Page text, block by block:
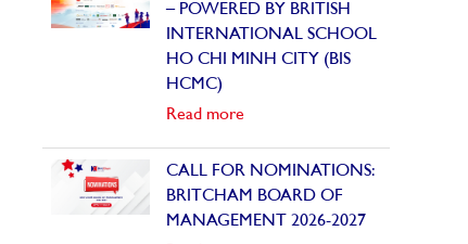
– POWERED BY BRITISH
INTERNATIONAL SCHOOL
HO CHI MINH CITY (BIS
HCMC)
Read more
CALL FOR NOMINATIONS:
BRITCHAM BOARD OF
MANAGEMENT 2026-2027